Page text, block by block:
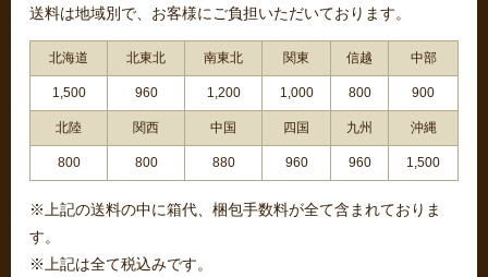
送料は地域別で、お客様にご負担いただいております。
北海道 北東北 南東北 関東 信越 中部
1,500 960 1,200 1,000 800 900
北陸 関西 中国 四国 九州 沖縄
800 800 880 960 960 1,500
※上記の送料の中に箱代、梱包手数料が全て含まれておりま
す。
※上記は全て税込みです。